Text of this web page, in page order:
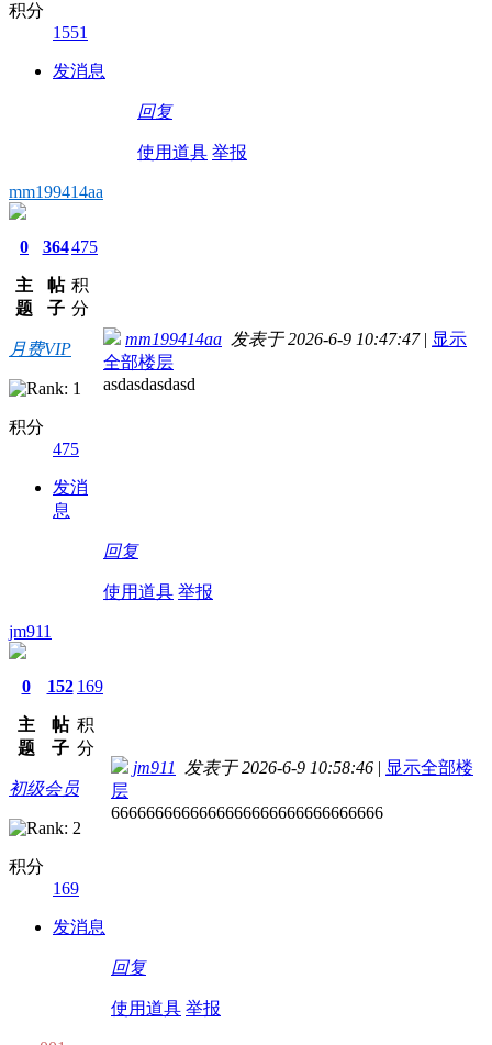
积分
1551
发消息
回复
使用道具 举报
mm199414aa
0
主
题
364
帖
子
475
积
分
月费VIP
积分
475
发消
息
mm199414aa 发表于 2026-6-9 10:47:47 | 显示
全部楼层
asdasdasdasd
回复
使用道具 举报
jm911
0
主
题
152
帖
子
169
积
分
初级会员
积分
169
发消息
jm911 发表于 2026-6-9 10:58:46 | 显示全部楼
层
6666666666666666666666666666666
回复
使用道具 举报